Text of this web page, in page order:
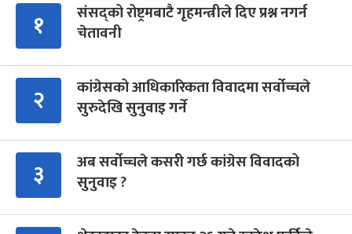
१
संसद्को रोष्ट्रमबाटै गृहमन्त्रीले दिए प्रश्न नगर्न
चेतावनी
२
कांग्रेसको आधिकारिकता विवादमा सर्वोच्चले
सुरुदेखि सुनुवाइ गर्ने
३
अब सर्वोच्चले कसरी गर्छ कांग्रेस विवादको
सुनुवाइ ?